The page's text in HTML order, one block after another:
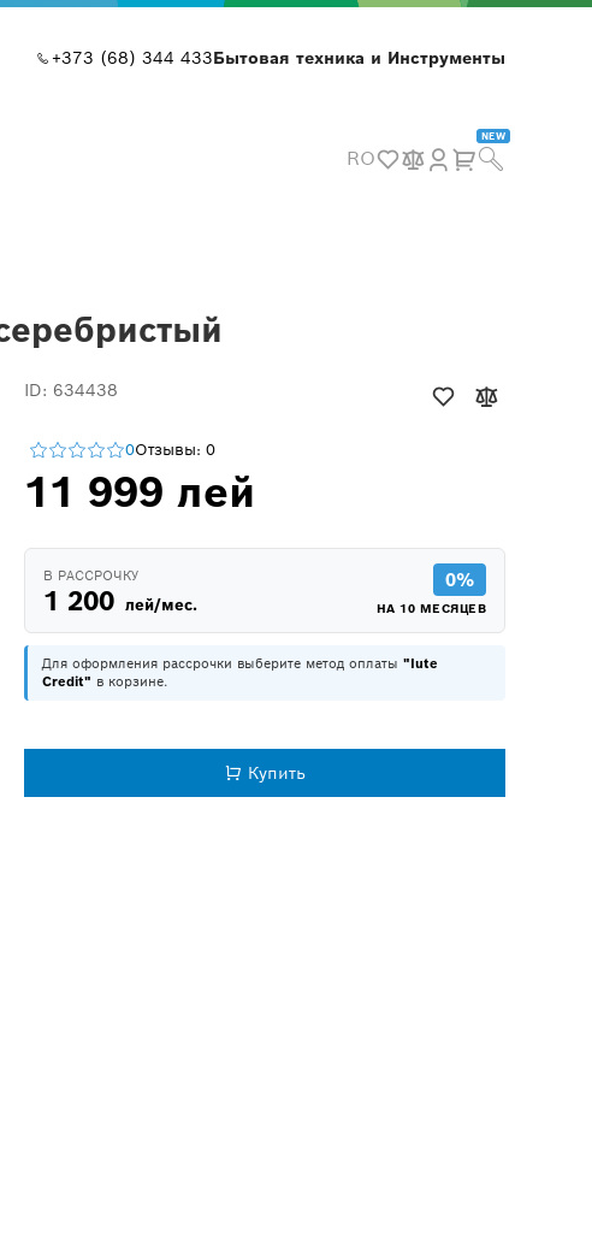
+373 (68) 344 433Бытовая техника и Инструменты
RO
NEW
ID: 634438
0Отзывы: 0
11 999 лей
В РАССРОЧКУ
1 200 лей/мес.
0%
НА 10 МЕСЯЦЕВ
Для оформления рассрочки выберите метод оплаты "Iute
Credit" в корзине.
Купить